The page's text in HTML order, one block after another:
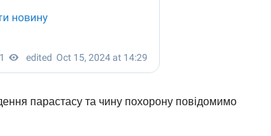
парастасу та чину похорону повідомимо